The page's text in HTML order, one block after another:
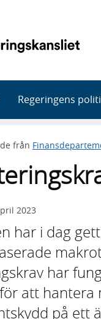
Regeringens
från
2023
har i dag
har
att hantera
på ett